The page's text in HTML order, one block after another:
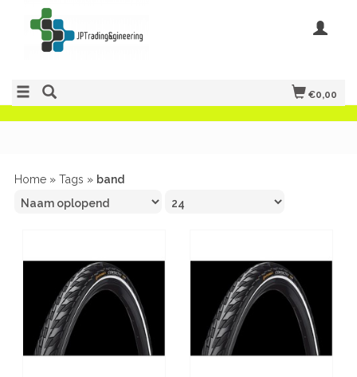
€0,00
Home » Tags » band